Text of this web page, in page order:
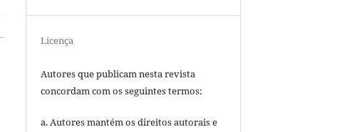
Licença
Autores que publicam nesta revista
concordam com os seguintes termos:
a. Autores mantém os direitos autorais e